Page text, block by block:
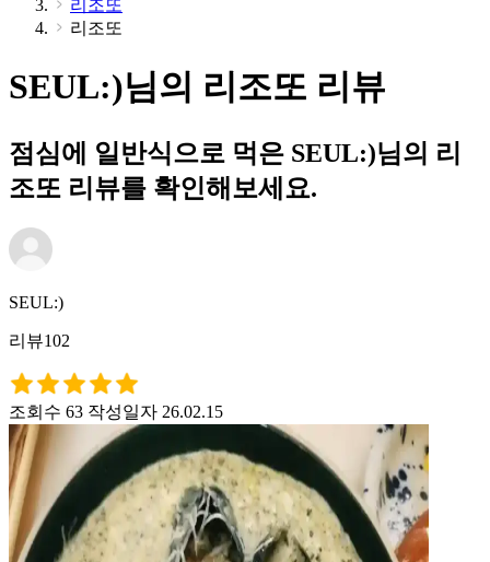
리조또
리조또
SEUL:)님의 리조또 리뷰
점심에 일반식으로 먹은 SEUL:)님의 리
조또 리뷰를 확인해보세요.
SEUL:)
리뷰102
조회수 63 작성일자 26.02.15